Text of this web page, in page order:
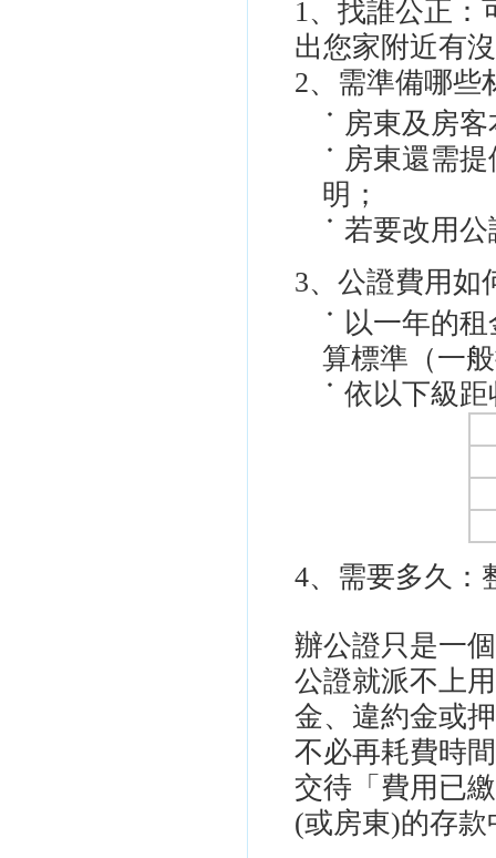
1、找誰公正：
出您家附近有
2、需準備哪些
房東及房
房東還需
明；
若要改用
3、公證費用如
以一年的
算標準（一
依以下級
4、需要多久：
辦公證只是一
公證就派不上
金、違約金或
不必再耗費時
交待「費用已
(或房東)的存